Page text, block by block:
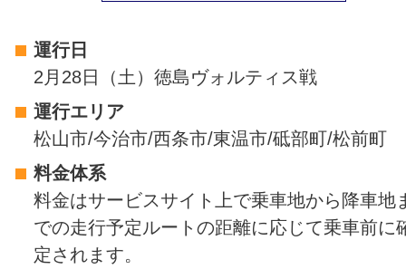
運行日
2月28日（土）徳島ヴォルティス戦
運行エリア
松山市/今治市/西条市/東温市/砥部町/松前町
料金体系
料金はサービスサイト上で乗車地から降車地
での走行予定ルートの距離に応じて乗車前に
定されます。